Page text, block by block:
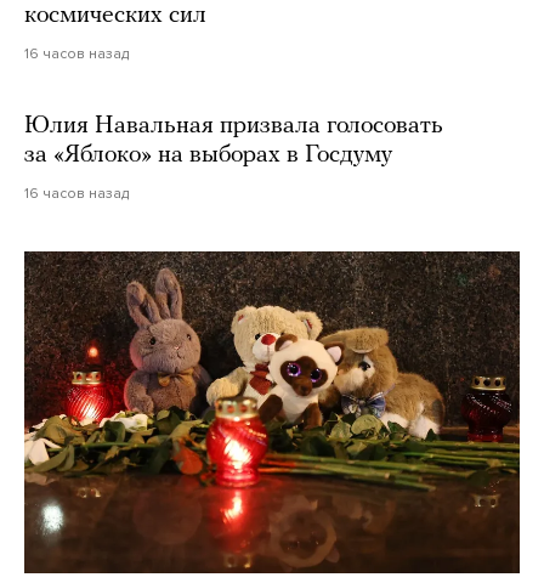
космических сил
16 часов назад
Юлия Навальная призвала голосовать
за «Яблоко» на выборах в Госдуму
16 часов назад